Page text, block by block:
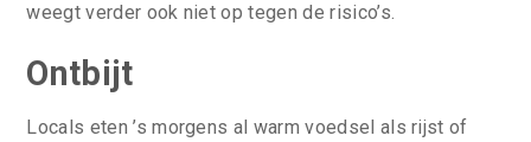
weegt verder ook niet op tegen de risico’s.
Ontbijt
Locals eten ’s morgens al warm voedsel als rijst of